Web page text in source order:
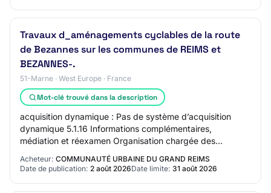
Travaux d_aménagements cyclables de la route
de Bezannes sur les communes de REIMS et
BEZANNES-.
51-Marne · West Europe · France
Mot-clé trouvé dans la description
acquisition dynamique : Pas de système d’acquisition
dynamique 5.1.16 Informations complémentaires,
médiation et réexamen Organisation chargée des
procédures de recours : Tribunal administratif de Ch…
Acheteur: COMMUNAUTÉ URBAINE DU GRAND REIMS
Date de publication: 2 août 2026Date limite: 31 août 2026